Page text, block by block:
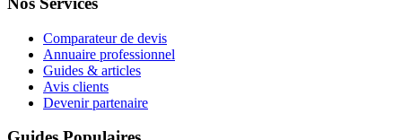
Comparateur de devis
Annuaire professionnel
Guides & articles
Avis clients
Devenir partenaire